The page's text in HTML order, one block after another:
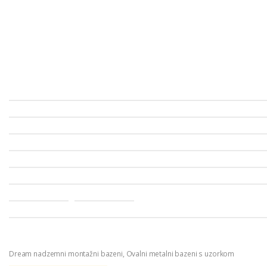
Dream nadzemni montažni bazeni, Ovalni metalni bazeni s uzorkom